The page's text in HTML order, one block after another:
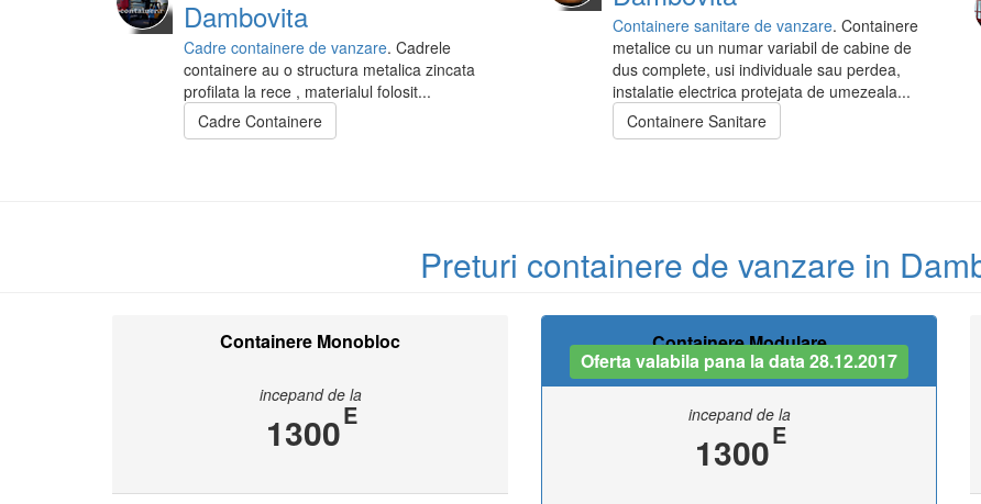
Dambovita
Cadre containere de vanzare. Cadrele
containere au o structura metalica zincata
profilata la rece , materialul folosit...
Cadre Containere
Containere sanitare de vanzare. Containere
metalice cu un numar variabil de cabine de
dus complete, usi individuale sau perdea,
instalatie electrica protejata de umezeala...
Containere Sanitare
Preturi containere de vanzare in
Containere Monobloc
incepand de la
1300E
Containere Modulare
Oferta valabila pana la data 28.12.2017
incepand de la
1300E